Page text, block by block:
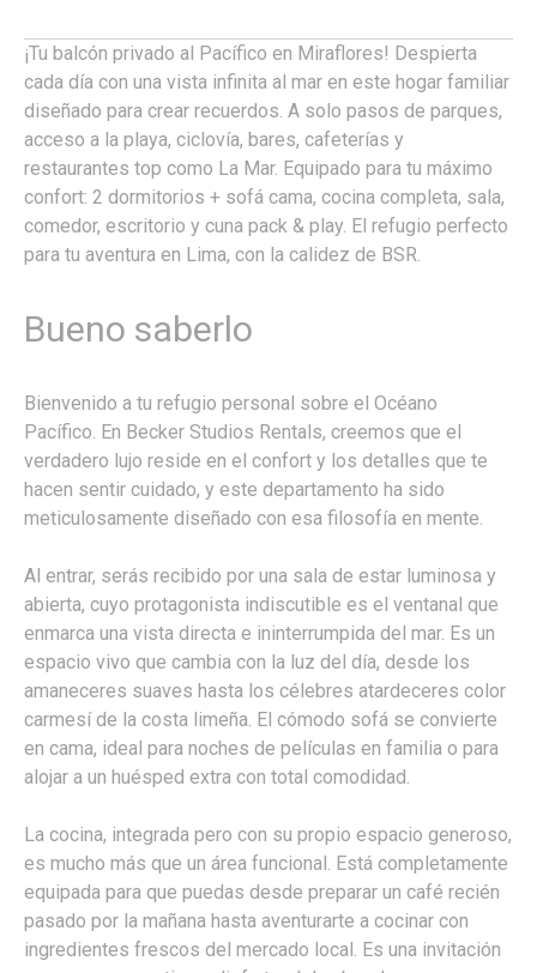
¡Tu balcón privado al Pacífico en Miraflores! Despierta
cada día con una vista infinita al mar en este hogar familiar
diseñado para crear recuerdos. A solo pasos de parques,
acceso a la playa, ciclovía, bares, cafeterías y
restaurantes top como La Mar. Equipado para tu máximo
confort: 2 dormitorios + sofá cama, cocina completa, sala,
comedor, escritorio y cuna pack & play. El refugio perfecto
para tu aventura en Lima, con la calidez de BSR.
Bueno saberlo
Bienvenido a tu refugio personal sobre el Océano
Pacífico. En Becker Studios Rentals, creemos que el
verdadero lujo reside en el confort y los detalles que te
hacen sentir cuidado, y este departamento ha sido
meticulosamente diseñado con esa filosofía en mente.
Al entrar, serás recibido por una sala de estar luminosa y
abierta, cuyo protagonista indiscutible es el ventanal que
enmarca una vista directa e ininterrumpida del mar. Es un
espacio vivo que cambia con la luz del día, desde los
amaneceres suaves hasta los célebres atardeceres color
carmesí de la costa limeña. El cómodo sofá se convierte
en cama, ideal para noches de películas en familia o para
alojar a un huésped extra con total comodidad.
La cocina, integrada pero con su propio espacio generoso,
es mucho más que un área funcional. Está completamente
equipada para que puedas desde preparar un café recién
pasado por la mañana hasta aventurarte a cocinar con
ingredientes frescos del mercado local. Es una invitación